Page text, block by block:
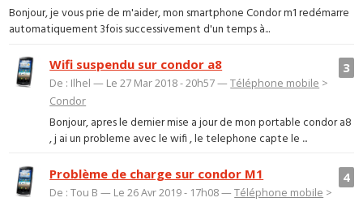
Bonjour, je vous prie de m'aider, mon smartphone Condor m1 redémarre
automatiquement 3fois successivement d'un temps à...
3
Wifi suspendu sur condor a8
De : Ilhel — Le 27 Mar 2018 - 20h57 —Téléphone mobile >
Condor
Bonjour, apres le dernier mise a jour de mon portable condor a8
, j ai un probleme avec le wifi , le telephone capte le ...
4
Problème de charge sur condor M1
De : Tou B — Le 26 Avr 2019 - 17h08 —Téléphone mobile >